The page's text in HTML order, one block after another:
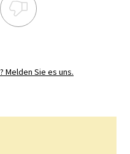
Melden Sie es uns.